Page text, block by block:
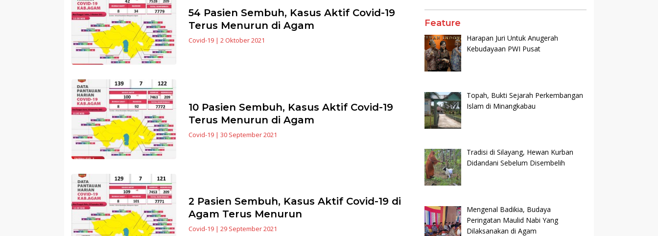
54 Pasien Sembuh, Kasus Aktif Covid-19
Terus Menurun di Agam
Covid-19 |2 Oktober 2021
10 Pasien Sembuh, Kasus Aktif Covid-19
Terus Menurun di Agam
Covid-19 |30 September 2021
2 Pasien Sembuh, Kasus Aktif Covid-19 di
Agam Terus Menurun
Covid-19 |29 September 2021
Feature
Harapan Juri Untuk Anugerah
Kebudayaan PWI Pusat
Topah, Bukti Sejarah Perkembangan
Islam di Minangkabau
Tradisi di Silayang, Hewan Kurban
Didandani Sebelum Disembelih
Mengenal Badikia, Budaya
Peringatan Maulid Nabi Yang
Dilaksanakan di Agam